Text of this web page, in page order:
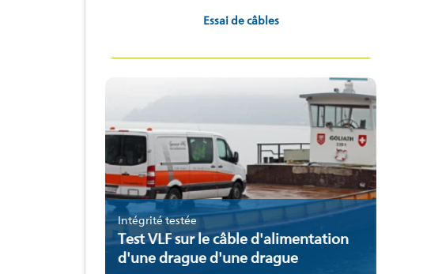
Essai de câbles
Intégrité testée
Test VLF sur le câble d'alimentation
d'une drague d'une drague